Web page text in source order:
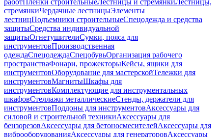
работПленки строительныеЛестницы и стремянкиЛестницы,
стремянкиЧердачные лестницыЭлементы
лестницПодъемники строительныеСпецодежда и средства
защитыСредства индивидуальной
защитыОгнетушителиСумки, пояса для
инструментовПроизводственная
одеждаСпецодеждаСпецобувьОрганизация рабочего
пространстваФонари, прожекторыКейсы, ящики для
инструментовОборудование для мастерскойТележки для
инструментовМагнитыШкафы для
инструментовКомплектующие для инструментальных
шкафовСтеллажи металлическиеСтенды, держатели для
инструментовПоддоны для инструментовАксессуары для
силовой и строительной техникиАксессуары для
бензорезовАксессуары для бетоносмесителейАксессуары для
виброоборудованияАксессуары для генераторовАксессуары